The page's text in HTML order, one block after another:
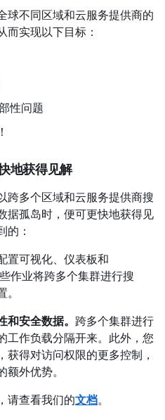
球不同区域和云服务提供商的
而实现以下目标：
性问题
地获得见解
跨多个区域和云服务提供商搜
据孤岛时，便可更快地获得见
的：
置可视化、仪表板和
作业将跨多个集群进行搜
安全数据。 跨多个集群进行
工作负载分隔开来。此外，您
得对访问权限的更多控制，
额外优势。
请查看我们的文档。